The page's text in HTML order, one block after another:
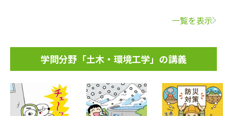
一覧を表示
学問分野「土木・環境工学」の講義